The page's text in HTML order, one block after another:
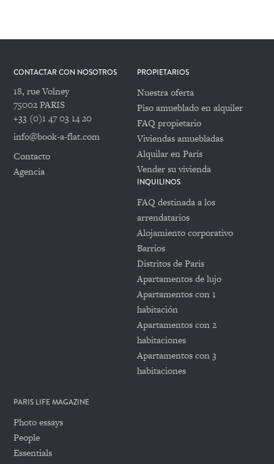
CONTACTAR CON NOSOTROS
18, rue Volney
75002 PARIS
+33 (0)1 47 03 14 20
info@book-a-flat.com
Contacto
Agencia
PROPIETARIOS
Nuestra oferta
Piso amueblado en alquiler
FAQ propietario
Viviendas amuebladas
Alquilar en París
Vender su vivienda
INQUILINOS
FAQ destinada a los
arrendatarios
Alojamiento corporativo
Barrios
Distritos de Paris
Apartamentos de lujo
Apartamentos con 1
habitación
Apartamentos con 2
habitaciones
Apartamentos con 3
habitaciones
PARIS LIFE MAGAZINE
Photo essays
People
Essentials